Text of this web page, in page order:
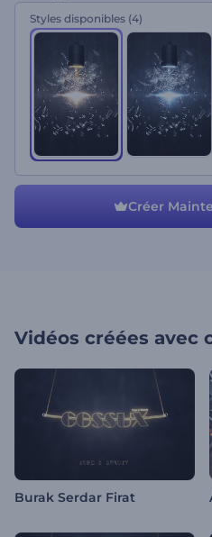
de chaînes YouTube, les
ouvertures efficaces et bien plus
essayez ce tout nouveau modèle
Styles disponibles (4)
Créer
Vidéos créées avec
Burak Serdar Firat